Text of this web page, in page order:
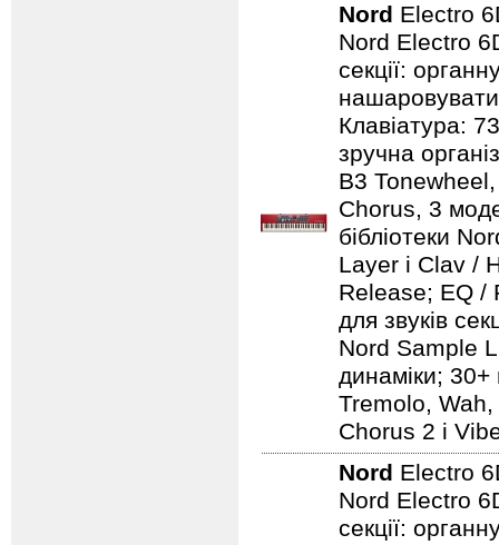
Nord Electro
Nord Electro
секції:
нашаровувати
Клавіатура:
зручна
B3
Chorus, 3
бібліотеки
Layer і Clav /
Release; EQ /
для звуків
Nord Sample
динаміки; 30+
Tremolo,
Chorus 2 і
Nord Electro
Nord Electro
секції: